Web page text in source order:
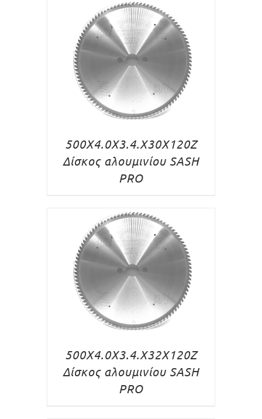
500X4.0X3.4.X30X120Z
Δίσκος αλουμινίου SASH
PRO
500X4.0X3.4.X32X120Z
Δίσκος αλουμινίου SASH
PRO